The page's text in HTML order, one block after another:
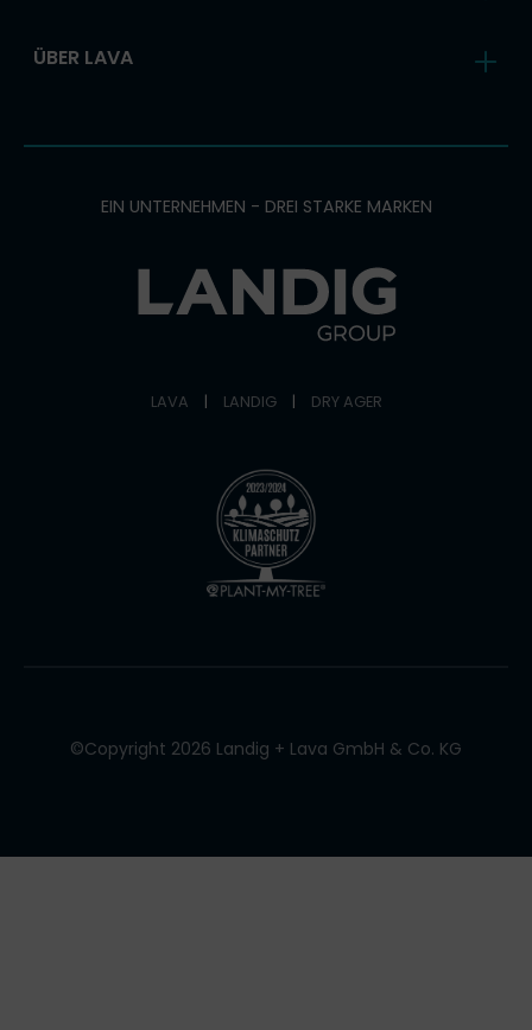
ÜBER LAVA
EIN UNTERNEHMEN - DREI STARKE MARKEN
LAVA | LANDIG | DRY AGER
©Copyright 2026 Landig + Lava GmbH & Co. KG